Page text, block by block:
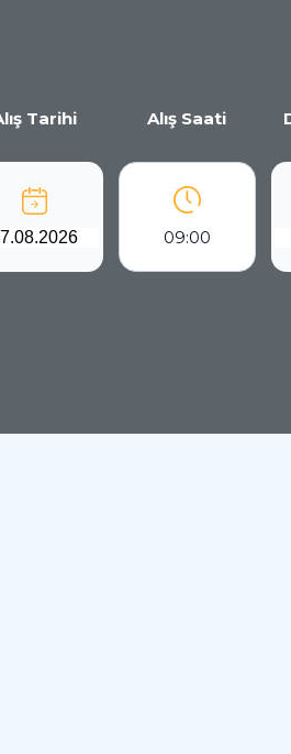
Tarihi Alış Saati
09:00